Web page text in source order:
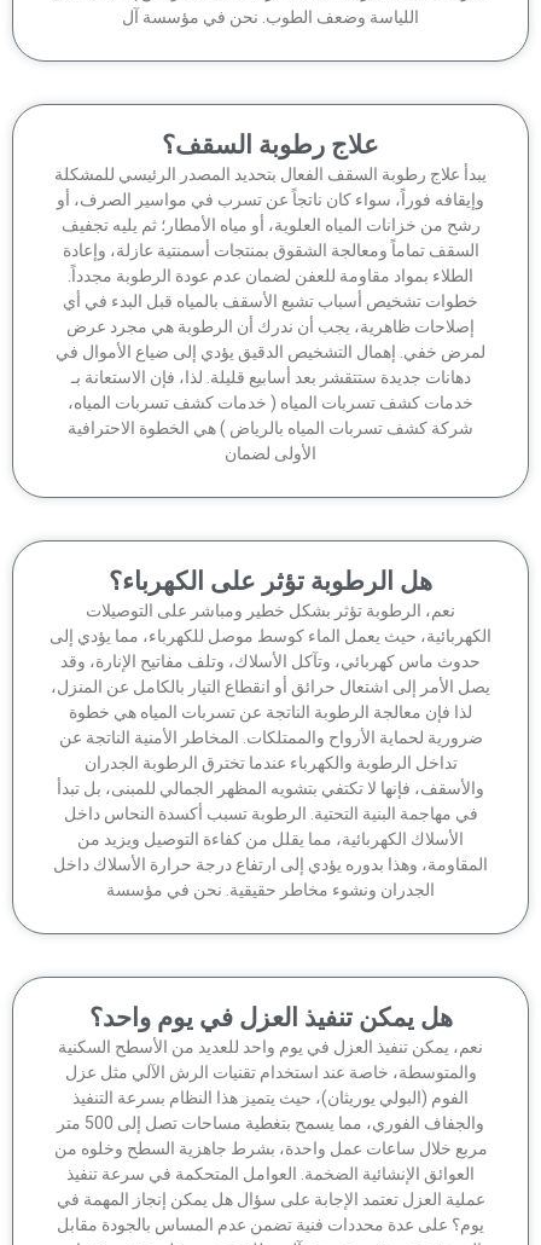
اللياسة وضعف الطوب. نحن في مؤسسة آل
علاج رطوبة السقف؟
علاج رطوبة السقف الفعال بتحديد المصدر الرئيسي للمشكلة
فوراً، سواء كان ناتجاً عن تسرب في مواسير الصرف، أو
رشح من خزانات المياه العلوية، أو مياه الأمطار؛ ثم يليه تجفيف
السقف تماماً ومعالجة الشقوق بمنتجات أسمنتية عازلة، وإعادة
الطلاء بمواد مقاومة للعفن لضمان عدم عودة الرطوبة مجدداً.
خطوات تشخيص أسباب تشبع الأسقف بالمياه قبل البدء في أي
إصلاحات ظاهرية، يجب أن ندرك أن الرطوبة هي مجرد عرض
خفي. إهمال التشخيص الدقيق يؤدي إلى ضياع الأموال في
دهانات جديدة ستتقشر بعد أسابيع قليلة. لذا، فإن الاستعانة بـ
خدمات كشف تسربات المياه ( خدمات كشف تسربات المياه،
شركة كشف تسربات المياه بالرياض ) هي الخطوة الاحترافية
الأولى لضمان
هل الرطوبة تؤثر على الكهرباء؟
نعم، الرطوبة تؤثر بشكل خطير ومباشر على التوصيلات
حيث يعمل الماء كوسط موصل للكهرباء، مما يؤدي إلى
حدوث ماس كهربائي، وتآكل الأسلاك، وتلف مفاتيح الإنارة، وقد
الأمر إلى اشتعال حرائق أو انقطاع التيار بالكامل عن المنزل،
لذا فإن معالجة الرطوبة الناتجة عن تسربات المياه هي خطوة
لحماية الأرواح والممتلكات. المخاطر الأمنية الناتجة عن
تداخل الرطوبة والكهرباء عندما تخترق الرطوبة الجدران
فإنها لا تكتفي بتشويه المظهر الجمالي للمبنى، بل تبدأ
في مهاجمة البنية التحتية. الرطوبة تسبب أكسدة النحاس داخل
الأسلاك الكهربائية، مما يقلل من كفاءة التوصيل ويزيد من
وهذا بدوره يؤدي إلى ارتفاع درجة حرارة الأسلاك داخل
الجدران ونشوء مخاطر حقيقية. نحن في مؤسسة
هل يمكن تنفيذ العزل في يوم واحد؟
يمكن تنفيذ العزل في يوم واحد للعديد من الأسطح السكنية
والمتوسطة، خاصة عند استخدام تقنيات الرش الآلي مثل عزل
الفوم (البولي يوريثان)، حيث يتميز هذا النظام بسرعة التنفيذ
والجفاف الفوري، مما يسمح بتغطية مساحات تصل إلى 500 متر
خلال ساعات عمل واحدة، بشرط جاهزية السطح وخلوه من
العوائق الإنشائية الضخمة. العوامل المتحكمة في سرعة تنفيذ
العزل تعتمد الإجابة على سؤال هل يمكن إنجاز المهمة في
على عدة محددات فنية تضمن عدم المساس بالجودة مقابل